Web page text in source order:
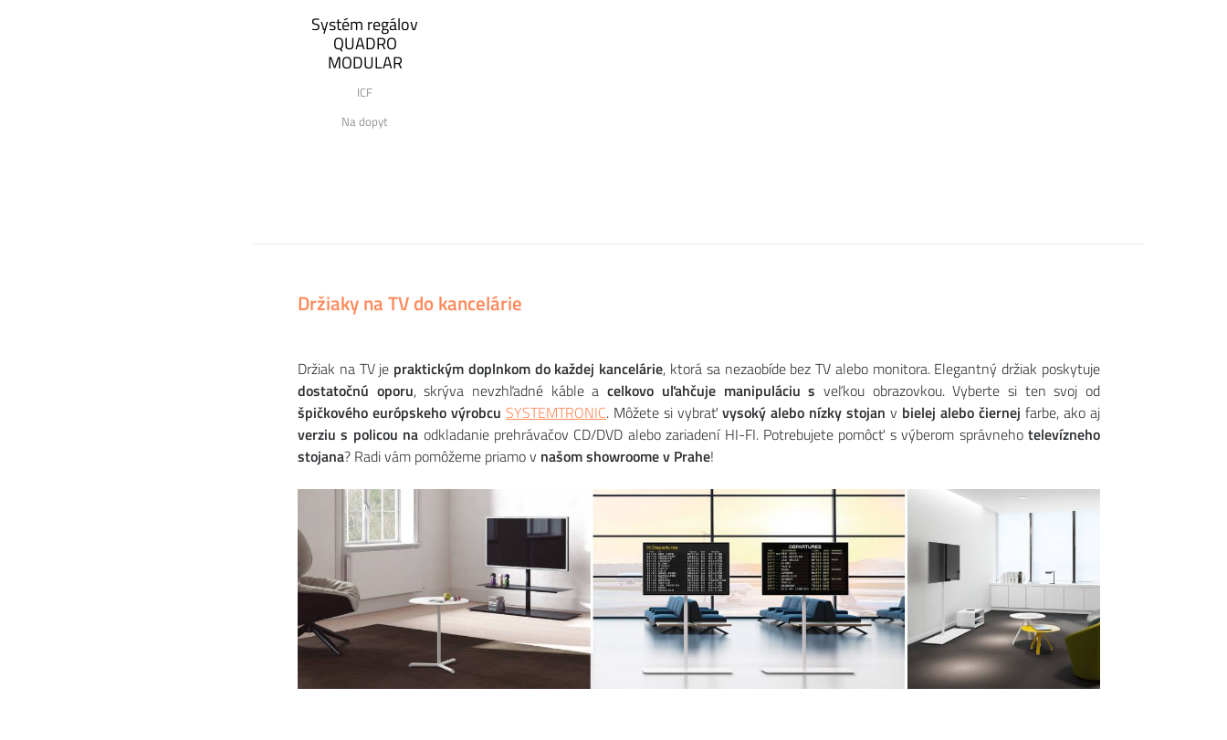
Systém regálov
QUADRO
MODULAR
ICF
Na dopyt
Držiaky na TV do kancelárie
Držiak na TV je praktickým doplnkom do každej kancelárie, ktorá sa nezaobíde bez TV alebo monitora. Elegantný držiak poskytuje
dostatočnú oporu, skrýva nevzhľadné káble acelkovo uľahčuje manipuláciu s veľkou obrazovkou. Vyberte si ten svoj od
špičkového európskeho výrobcu SYSTEMTRONIC. Môžete si vybrať vysoký alebo nízky stojan v bielej alebo čiernej farbe, ako aj
verziu s policou na odkladanie prehrávačov CD/DVD alebo zariadení HI-FI. Potrebujete pomôcť s výberom správnehotelevízneho
stojana? Radi vám pomôžeme priamo v našom showroome v Prahe!